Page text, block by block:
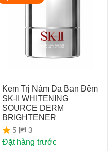
Kem Trị Nám Da Ban Đêm
SK-II WHITENING
SOURCE DERM
BRIGHTENER
5
3
Đặt hàng trước